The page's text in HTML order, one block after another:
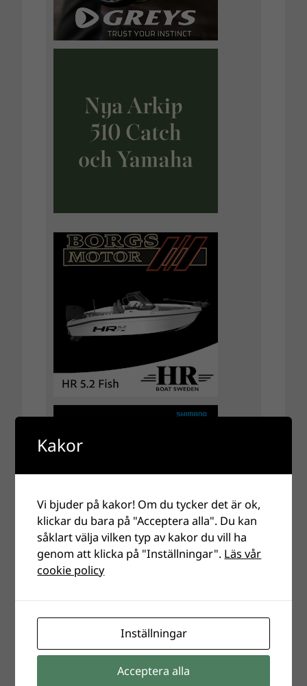
Kakor
Vi bjuder på kakor! Om du tycker det är ok,
klickar du bara på "Acceptera alla". Du kan
såklart välja vilken typ av kakor du vill ha
genom att klicka på "Inställningar". Läs vår
cookie policy
Inställningar
Acceptera alla